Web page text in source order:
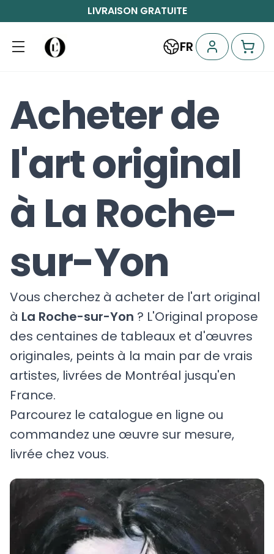
LIVRAISON GRATUITE
FR
Acheter de
l'art original
à La Roche-
sur-Yon
Vous cherchez à acheter de l'art original
à La Roche-sur-Yon ? L'Original propose
des centaines de tableaux et d'œuvres
originales, peints à la main par de vrais
artistes, livrées de Montréal jusqu'en
France.
Parcourez le catalogue en ligne ou
commandez une œuvre sur mesure,
livrée chez vous.